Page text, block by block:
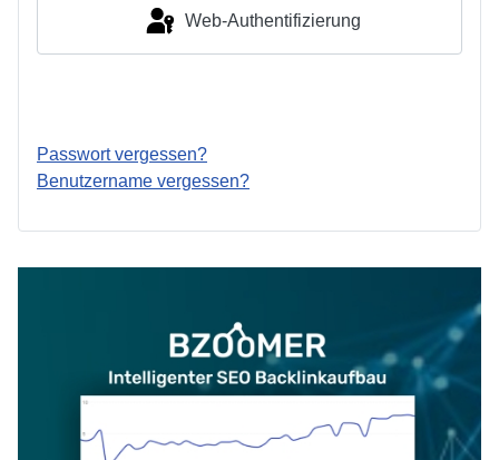
Web-Authentifizierung
Passwort vergessen?
Benutzername vergessen?